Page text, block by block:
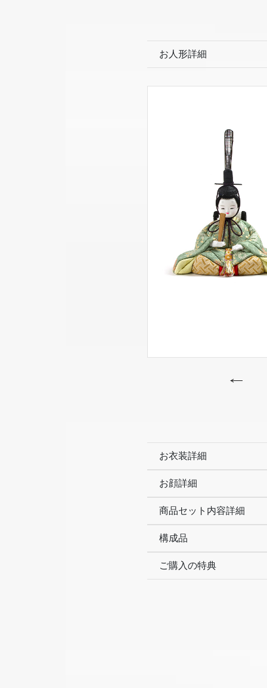
お人形詳細
お衣装詳細
お顔詳細
商品セット内容詳細
構成品
ご購入の特典